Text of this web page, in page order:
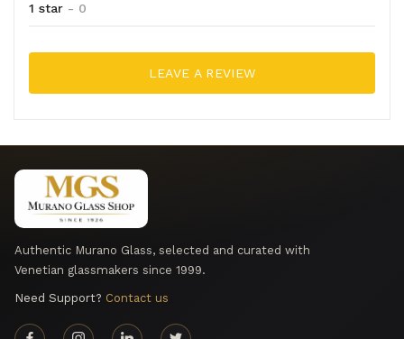
1 star - 0
LEAVE A REVIEW
Authentic Murano Glass, selected and curated with
Venetian glassmakers since 1999.
Need Support? Contact us